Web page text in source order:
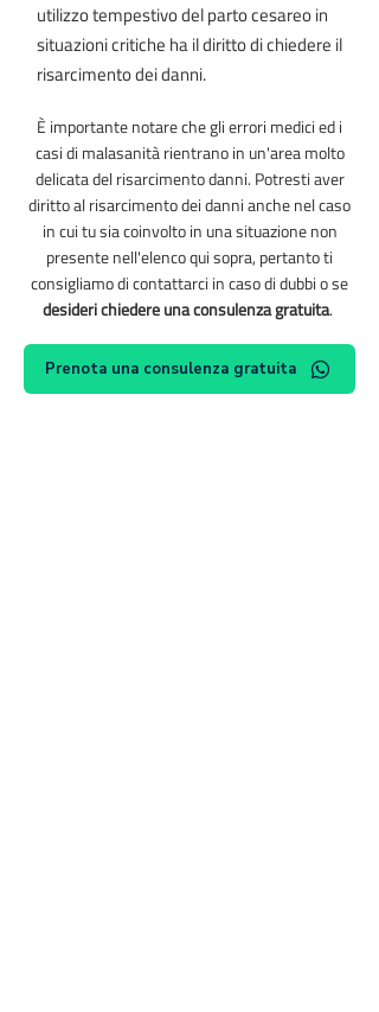
utilizzo tempestivo del parto cesareo in
situazioni critiche ha il diritto di chiedere il
risarcimento dei danni.
È importante notare che gli errori medici ed i
casi di malasanità rientrano in un'area molto
delicata del risarcimento danni. Potresti aver
diritto al risarcimento dei danni anche nel caso
in cui tu sia coinvolto in una situazione non
presente nell'elenco qui sopra, pertanto ti
consigliamo di contattarci in caso di dubbi o se
desideri chiedere una consulenza gratuita.
Prenota una consulenza gratuita